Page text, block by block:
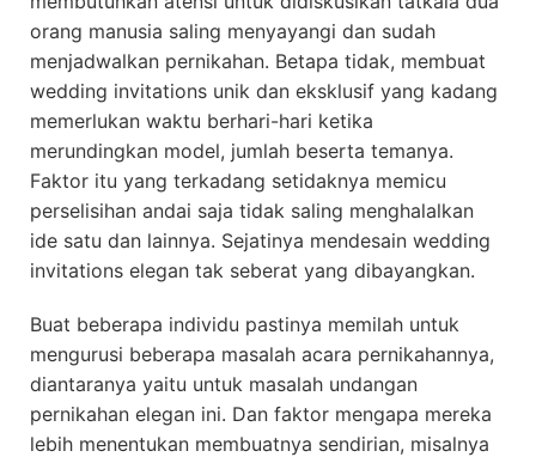
orang manusia saling menyayangi dan sudah
menjadwalkan pernikahan. Betapa tidak, membuat
wedding invitations unik dan eksklusif yang kadang
memerlukan waktu berhari-hari ketika
merundingkan model, jumlah beserta temanya.
Faktor itu yang terkadang setidaknya memicu
perselisihan andai saja tidak saling menghalalkan
ide satu dan lainnya. Sejatinya mendesain wedding
invitations elegan tak seberat yang dibayangkan.
Buat beberapa individu pastinya memilah untuk
mengurusi beberapa masalah acara pernikahannya,
diantaranya yaitu untuk masalah undangan
pernikahan elegan ini. Dan faktor mengapa mereka
lebih menentukan membuatnya sendirian, misalnya